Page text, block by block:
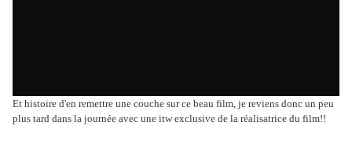
Et histoire d'en remettre une couche sur ce beau film, je reviens donc un peu
plus tard dans la journée avec une itw exclusive de la réalisatrice du film!!